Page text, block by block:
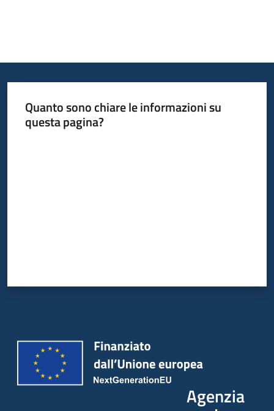
Quanto sono chiare le informazioni su
questa pagina?
Agenzia